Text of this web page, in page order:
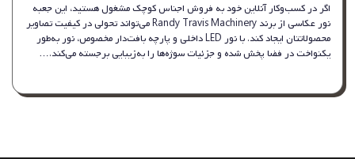
اگر در کسب‌وکار آنلاین خود به فروش اجناس کوچک مشغول هستید، این جعبه
نور عکاسی از برند Randy Travis Machinery می‌تواند تحولی در کیفیت تصاویر
محصولاتتان ایجاد کند. با نور LED داخلی و پارچه بافت‌دار مخصوص، نور به‌طور
یکنواخت در فضا پخش شده و جزئیات سوژه‌ها را به‌زیبایی برجسته می‌کند.…